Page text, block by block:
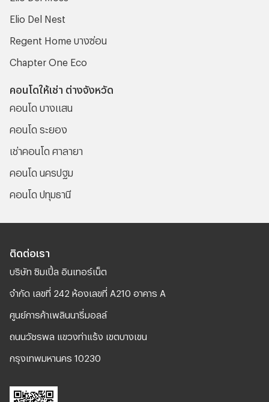
Elio Del Nest
Regent Home บางซ่อน
Chapter One Eco
คอนโดให้เช่า ต่างจังหวัด
คอนโด บางแสน
คอนโด ระยอง
เช่าคอนโด ศาลายา
คอนโด นครปฐม
คอนโด ปทุมธานี
ติดต่อเรา
บริษัท ซิมเปิ้ล อินเทอร์เน็ต
จํากัด เลขที่ 242 ห้องเลขที่ A210 อาคาร A
ศูนย์การค้าเพลินนารี่มอลล์
ถนนวัชรพล แขวงท่าแร้ง เขตบางเขน
กรุงเทพมหานคร 10230